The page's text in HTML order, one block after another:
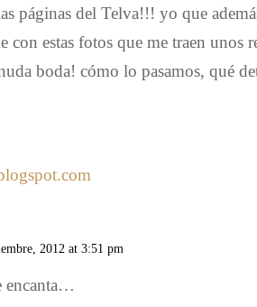
páginas del Telva!!! yo que
con estas fotos que me traen unos
boda! cómo lo pasamos, qué
2012 at 3:51 pm
encanta…